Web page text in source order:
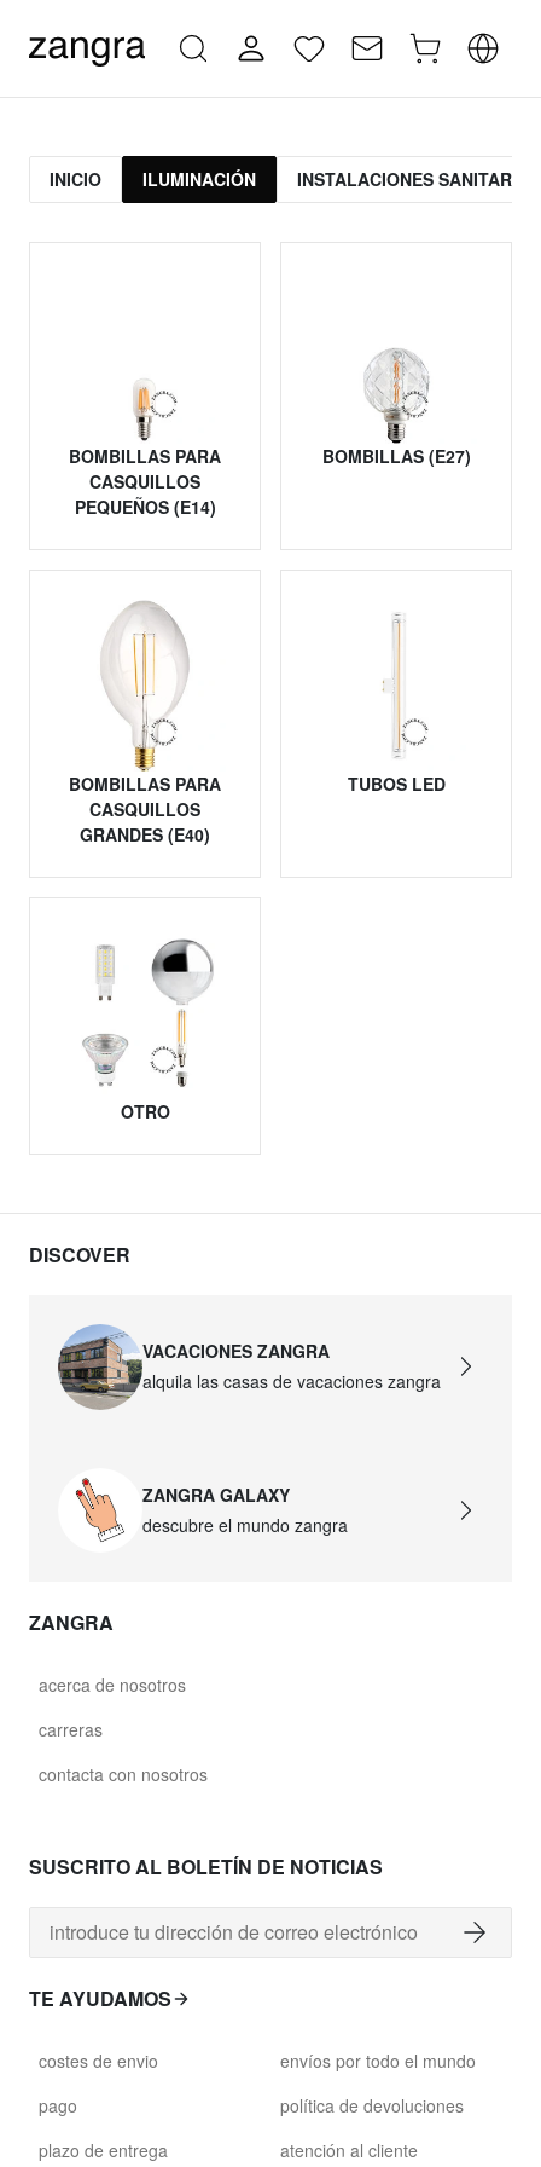
INICIO ILUMINACIÓN INSTALACIONES SANITARIAS
BOMBILLAS PARA
CASQUILLOS
PEQUEÑOS (E14)
BOMBILLAS (E27)
BOMBILLAS PARA
CASQUILLOS
GRANDES (E40)
TUBOS LED
OTRO
DISCOVER
VACACIONES ZANGRA
alquila las casas de vacaciones zangra
ZANGRA GALAXY
descubre el mundo zangra
ZANGRA
acerca de nosotros
carreras
contacta con nosotros
SUSCRITO AL BOLETÍN DE NOTICIAS
TE AYUDAMOS
costes de envio
pago
plazo de entrega
envíos por todo el mundo
política de devoluciones
atención al cliente